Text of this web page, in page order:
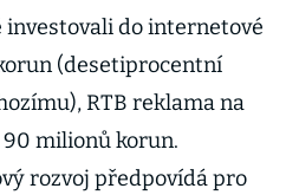
investovali do internetové
(desetiprocentní
RTB reklama na
milionů korun.
rozvoj předpovídá pro